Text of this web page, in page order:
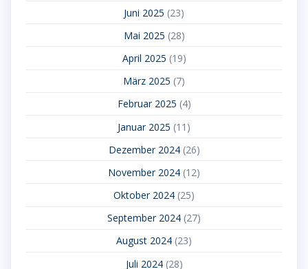
Juni 2025 (23)
Mai 2025 (28)
April 2025 (19)
März 2025 (7)
Februar 2025 (4)
Januar 2025 (11)
Dezember 2024(26)
November 2024 (12)
Oktober 2024 (25)
September 2024 (27)
August 2024 (23)
Juli 2024(28)